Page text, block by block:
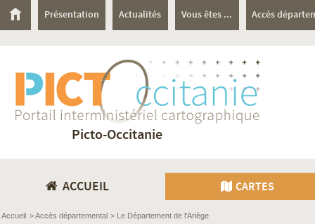
Présentation Actualités Vous êtes ... Accès
Picto-Occitanie
ACCUEIL CARTES
Accueil > Accès départemental > Le Département de l'Ariège